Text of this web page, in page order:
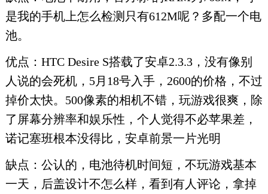
是我的手机上怎么检测只有612M呢？多配一个电
池。
优点：HTC Desire S搭载了安卓2.3.3，没有像别
人说的会死机，5月18号入手，2600的价格，不过
掉价太快。500像素的相机不错，玩游戏很爽，除
了屏幕分辨率和娱乐性，个人觉得不必苹果差，
诺记塞班根本没得比，安卓前景一片光明
缺点：公认的，电池待机时间短，不玩游戏基本
一天，后盖设计不怎么样，看到有人评论，拿掉